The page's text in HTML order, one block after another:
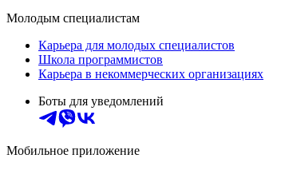
Молодым специалистам
Карьера для молодых специалистов
Школа программистов
Карьера в некоммерческих организациях
Боты для уведомлений
Мобильное приложение